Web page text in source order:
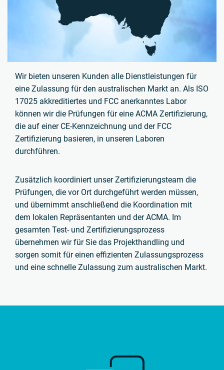
Wir bieten unseren Kunden alle Dienstleistungen für
eine Zulassung für den australischen Markt an. Als ISO
17025 akkreditiertes und FCC anerkanntes Labor
können wir die Prüfungen für eine ACMA Zertifizierung,
die auf einer CE-Kennzeichnung und der FCC
Zertifizierung basieren, in unseren Laboren
durchführen.
Zusätzlich koordiniert unser Zertifizierungsteam die
Prüfungen, die vor Ort durchgeführt werden müssen,
und übernimmt anschließend die Koordination mit
dem lokalen Repräsentanten und der ACMA. Im
gesamten Test- und Zertifizierungsprozess
übernehmen wir für Sie das Projekthandling und
sorgen somit für einen effizienten Zulassungsprozess
und eine schnelle Zulassung zum australischen Markt.